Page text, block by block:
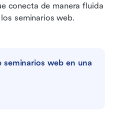
conecta de manera fluida
seminarios web.
seminarios web en una